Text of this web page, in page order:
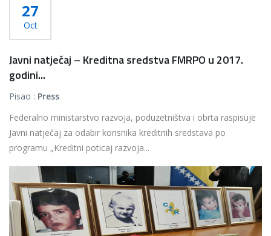
27
Oct
Javni natječaj – Kreditna sredstva FMRPO u 2017.
godini...
Pisao : Press
Federalno ministarstvo razvoja, poduzetništva i obrta raspisuje
Javni natječaj za odabir korisnika kreditnih sredstava po
programu „Kreditni poticaj razvoja...
Više...